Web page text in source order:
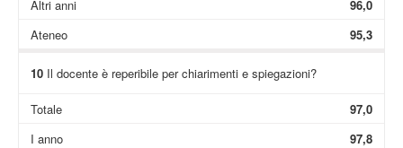
Altri anni
96,0
Ateneo
95,3
10Il docente è reperibile per chiarimenti e spiegazioni?
Totale
97,0
I anno
97,8